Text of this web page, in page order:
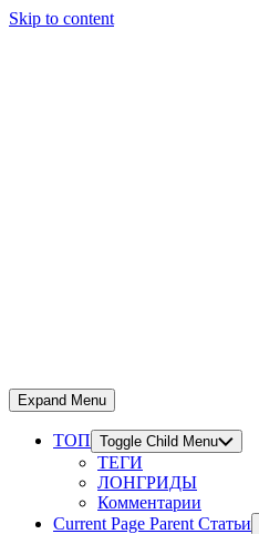
Skip to content
Expand Menu
ТОП Toggle Child Menu
ТЕГИ
ЛОНГРИДЫ
Комментарии
Current Page Parent Статьи